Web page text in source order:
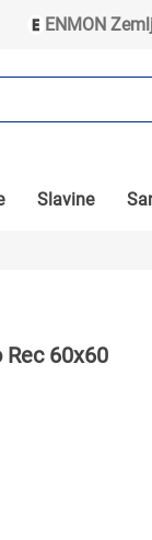
ENMON
ENMON
ENMON
Slavine
60x60